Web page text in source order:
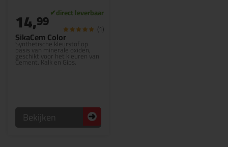
SikaCem Color
Synthetische kleurstof op
basis van minerale oxiden,
geschikt voor het kleuren van
Cement, Kalk en Gips.
14,99 (1)
Bekijken